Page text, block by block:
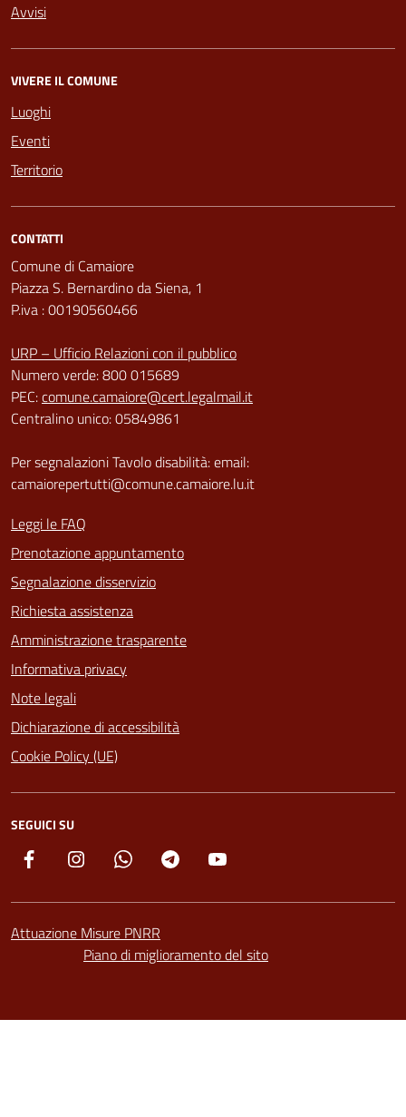
Avvisi
VIVERE IL COMUNE
Luoghi
Eventi
Territorio
CONTATTI
Comune di Camaiore
Piazza S. Bernardino da Siena, 1
P.iva : 00190560466
URP – Ufficio Relazioni con il pubblico
Numero verde: 800 015689
PEC:comune.camaiore@cert.legalmail.it
Centralino unico: 05849861
Per segnalazioni Tavolo disabilità: email:
camaiorepertutti@comune.camaiore.lu.it
Leggi le FAQ
Prenotazione appuntamento
Segnalazione disservizio
Richiesta assistenza
Amministrazione trasparente
Informativa privacy
Note legali
Dichiarazione di accessibilità
Cookie Policy (UE)
SEGUICI SU
Facebook Instagram Whatsapp Telegram
Attuazione Misure PNRR
Piano di miglioramento del sito